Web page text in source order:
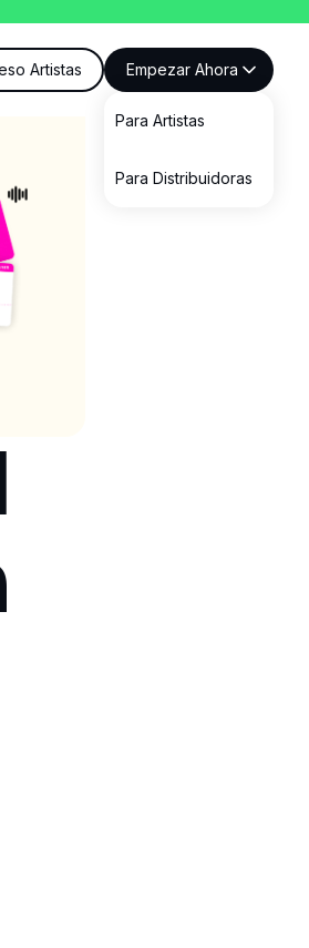
Artistas Empezar Ahora
Para Artistas
Para Distribuidoras